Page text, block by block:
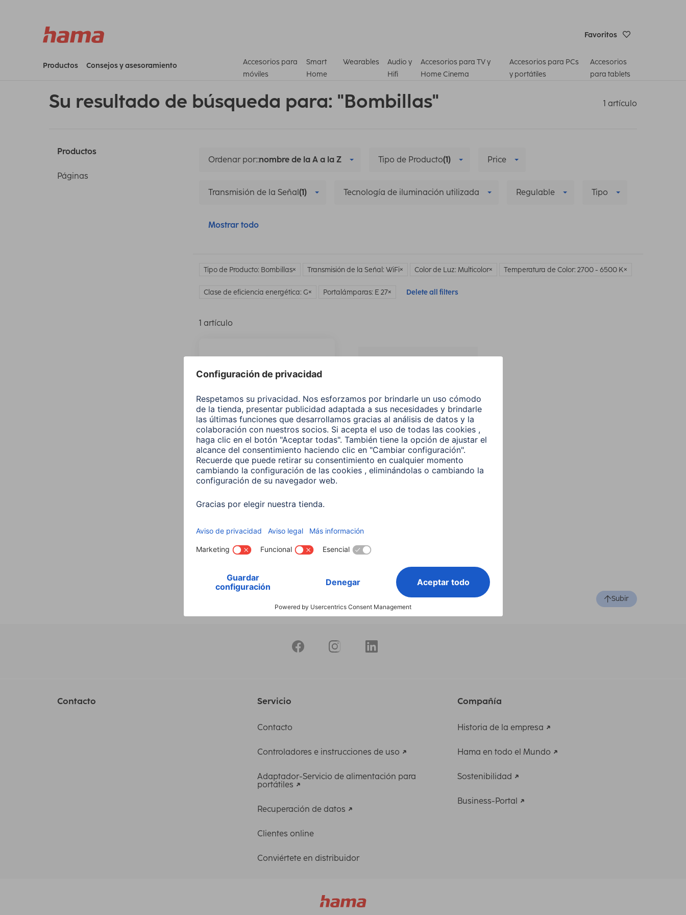
Favoritos
Productos Consejos y asesoramiento
Accesorios para
móviles
Smart
Home
Wearables
Audio y
Hifi
Accesorios para TV y
Home Cinema
Accesorios para PCs
y portátiles
Accesorios
para tablets
Su resultado de búsqueda para: "Bombillas" 1 artículo
Productos
Páginas
Ordenar por::nombre de la A a la Z Tipo de Producto(1) Price
Transmisión de la Señal(1) Tecnología de iluminación utilizada Regulable Tipo
Mostrar todo
Tipo de Producto: Bombillas Transmisión de la Señal: WiFi Color de Luz: Multicolor Temperatura de Color: 2700 - 6500 K
Clase de eficiencia energética: G Portalámparas: E 27 Delete all filters
1 artículo
Hama Bombilla Led Inteligente
9,99 EUR
producto que
buscas?
Buscar entre todos
nuestros
productos
Subir
Contacto Servicio
Contacto
Controladores e instrucciones de uso
Adaptador-Servicio de alimentación para
portátiles
Recuperación de datos
Clientes online
Conviértete en distribuidor
Compañía
Historia de la empresa
Hama en todo el Mundo
Sostenibilidad
Business-Portal